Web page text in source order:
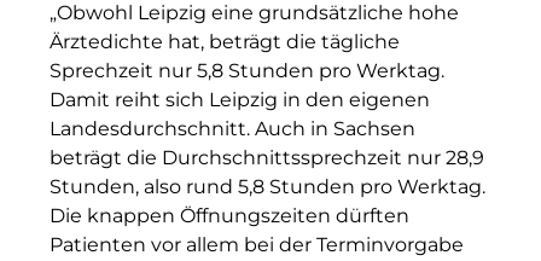
KERNenergie GmbH
Kollitsch Invest
Lenbachhaus
LNGVTY
magna asset management ag
„Obwohl Leipzig eine grundsätzliche hohe
Ärztedichte hat, beträgt die tägliche
Sprechzeit nur 5,8 Stunden pro Werktag.
Damit reiht sich Leipzig in den eigenen
Landesdurchschnitt. Auch in Sachsen
beträgt die Durchschnittssprechzeit nur 28,9
Stunden, also rund 5,8 Stunden pro Werktag.
Die knappen Öffnungszeiten dürften
Patienten vor allem bei der Terminvorgabe